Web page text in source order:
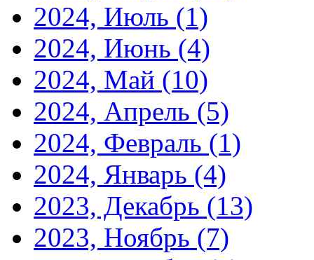
2024, Июль (1)
2024, Июнь (4)
2024, Май (10)
2024, Апрель (5)
2024, Февраль (1)
2024, Январь (4)
2023, Декабрь (13)
2023, Ноябрь (7)